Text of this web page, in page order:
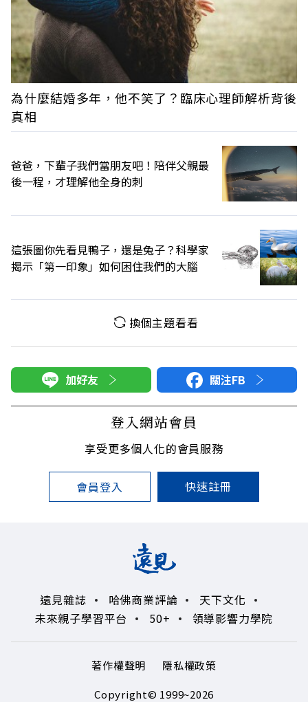
為什麼結婚多年，他不笑了？臨床心理師解析背後
真相
爸爸，下輩子我們當朋友吧！陪伴父親最
後一程，才理解他全身的刺
這張圖你先看見鴨子，還是兔子？科學家
揭示「第一印象」如何困住我們的大腦
換個主題看看
加好友 關注FB
登入網站會員
享受更多個人化的會員服務
會員登入 快速註冊
遠見雜誌 哈佛商業評論
天下文化
未來親子學習平台
50+ 領導影響力學院
著作權聲明
隱私權政策
Copyright© 1999~2026